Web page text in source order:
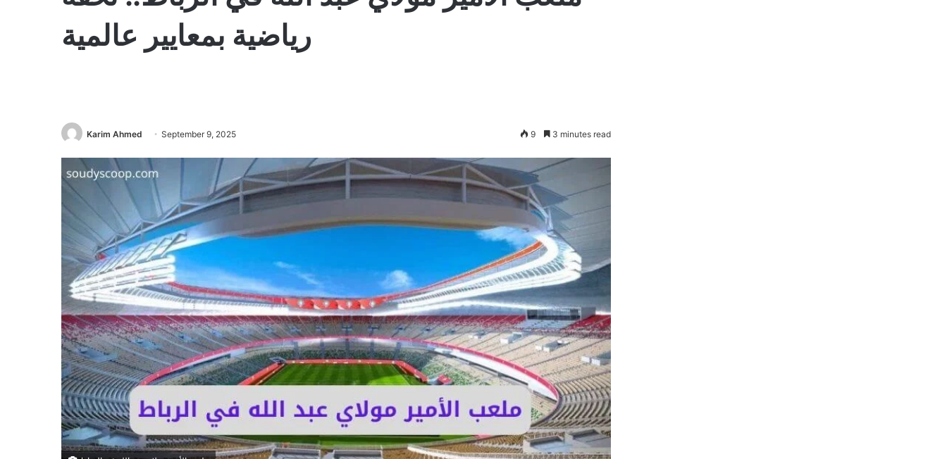
رياضية بمعايير عالمية
Karim Ahmed September 9, 2025 9 3 minutes read